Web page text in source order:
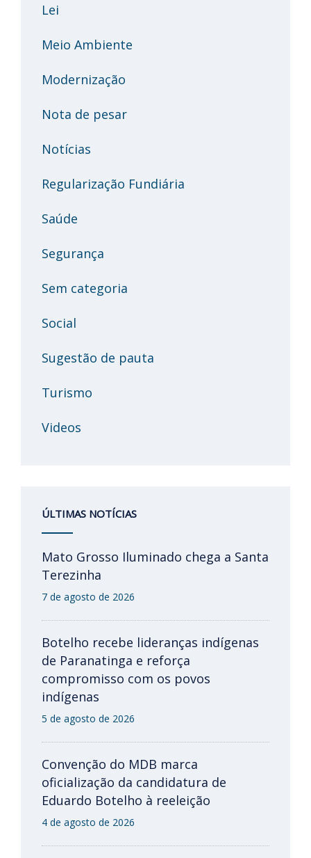
Lei
Meio Ambiente
Modernização
Nota de pesar
Notícias
Regularização Fundiária
Saúde
Segurança
Sem categoria
Social
Sugestão de pauta
Turismo
Videos
ÚLTIMAS NOTÍCIAS
Mato Grosso Iluminado chega a Santa
Terezinha
7 de agosto de 2026
Botelho recebe lideranças indígenas
de Paranatinga e reforça
compromisso com os povos
indígenas
5 de agosto de 2026
Convenção do MDB marca
oficialização da candidatura de
Eduardo Botelho à reeleição
4 de agosto de 2026